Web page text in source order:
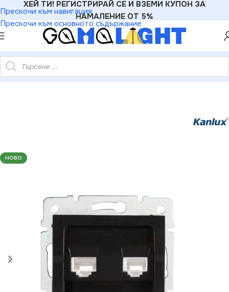
Прескочи към навигация
Прескочи към основното съдържание
ХЕЙ ТИ! РЕГИСТРИРАЙ СЕ И ВЗЕМИ КУПОН ЗА
НАМАЛЕНИЕ ОТ 5%
двойно компютърно гнездо (2x RJ45Cat 5e Jack) LOGI
НОВО